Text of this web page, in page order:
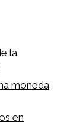
la
moneda
en